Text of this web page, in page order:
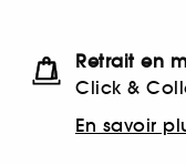
Retrait en
Click &
En savoir